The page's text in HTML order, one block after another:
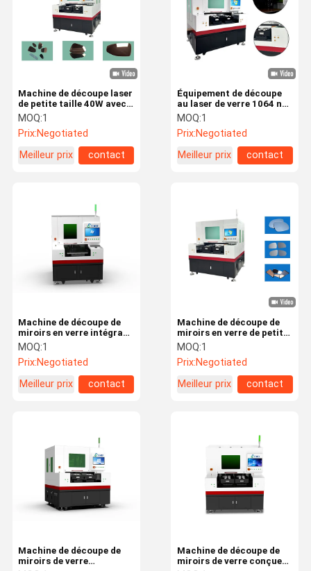
Équipement de découpe
au laser de verre 1064 nm
10W 20W 40W 70W 80W
Pour les pièces
automobiles Rétroviseur
MOQ:1
Prix:Negotiated
Meilleur prix
contact
Machine de découpe laser
de petite taille 40W avec
une taille de travail de
200x400mm
MOQ:1
Prix:Negotiated
Meilleur prix
contact
Machine de découpe de
miroirs en verre de petite
taille 50W pour le
rétroviseur de voiture
MOQ:1
Prix:Negotiated
Meilleur prix
contact
Machine de découpe de
miroirs en verre intégrant
des dispositifs de
sécurité et une
conception ergonomique
pour améliorer le confort
et la productivité de
MOQ:1
Prix:Negotiated
Meilleur prix
contact
Machine de découpe de
miroirs de verre conçue
Machine de découpe de
miroirs de verre